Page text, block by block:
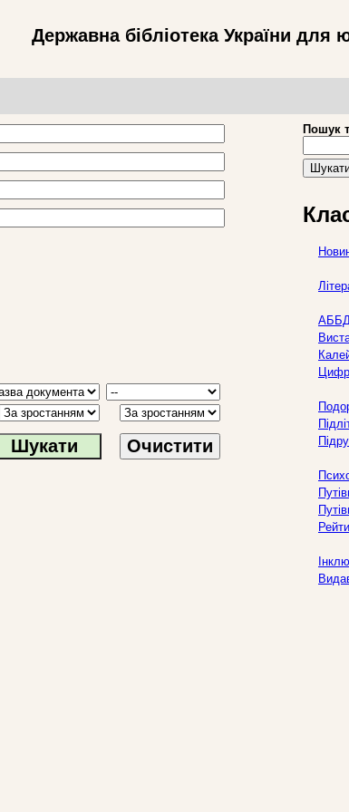
Державна бібліотека України для
Очистити
Пошук
АББД